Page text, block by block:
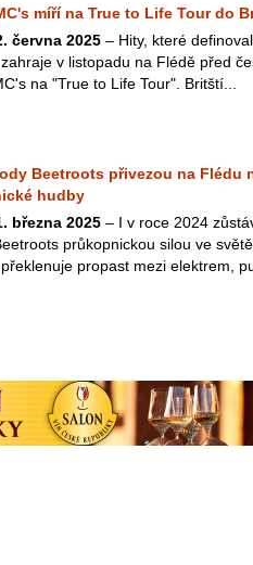
míří na True to Life Tour do
června 2025 – Hity, které
v listopadu na Flédě před
na "True to Life Tour". Britští...
Beetroots přivezou na Flédu
hudby
března 2025 – I v roce 2024
průkopnickou silou ve
propast mezi elektrem,